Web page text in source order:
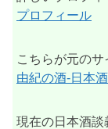
プロフィール
こちらが元のサ
由紀の酒-日本
現在の日本酒談